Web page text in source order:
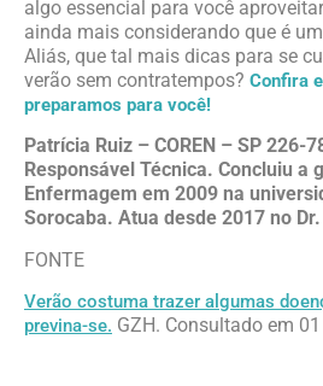
algo essencial para você
ainda mais considerando que é
Aliás, que tal mais dicas para se
verão sem contratempos? Confira
preparamos para você!
Patrícia Ruiz – COREN – SP 226-
Responsável Técnica. Concluiu a
Enfermagem em 2009 na
Sorocaba. Atua desde 2017 no
FONTE
Verão costuma trazer algumas
previna-se. GZH. Consultado em